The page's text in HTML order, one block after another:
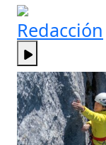
Redacción